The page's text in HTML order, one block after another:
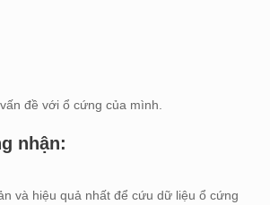
đề với ổ cứng của mình.
nhận:
và hiệu quả nhất để cứu dữ liệu ổ cứng